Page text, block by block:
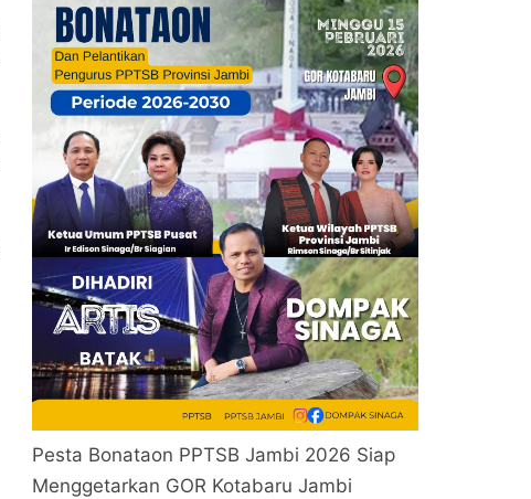
Pesta Bonataon PPTSB Jambi 2026 Siap
Menggetarkan GOR Kotabaru Jambi